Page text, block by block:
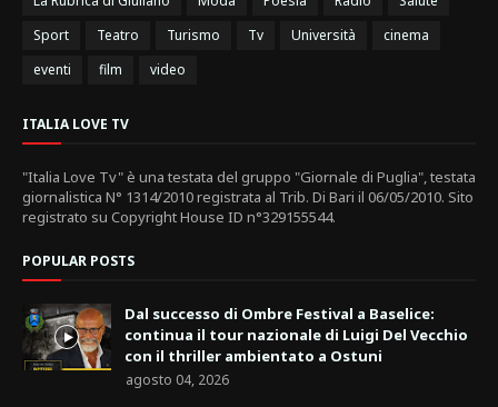
Sport
Teatro Turismo Tv Università
cinema
eventi
film video
ITALIA LOVE TV
"Italia Love Tv" è una testata del gruppo "Giornale di Puglia", testata
giornalistica N° 1314/2010 registrata al Trib. Di Bari il 06/05/2010. Sito
registrato su Copyright House ID n°329155544.
POPULAR POSTS
Dal successo di Ombre Festival a Baselice:
continua il tour nazionale di Luigi Del Vecchio
con il thriller ambientato a Ostuni
agosto 04, 2026